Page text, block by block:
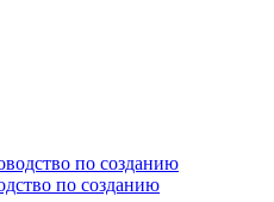
по созданию